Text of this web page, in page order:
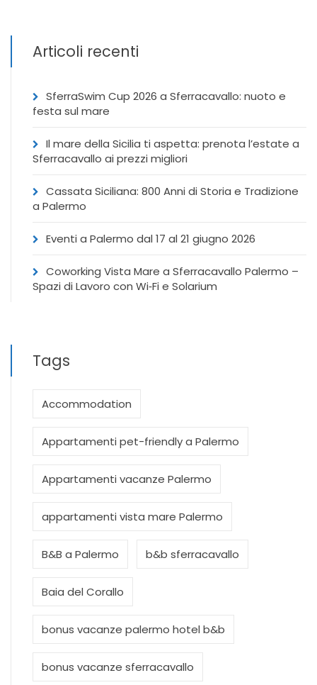
Articoli recenti
SferraSwim Cup 2026 a Sferracavallo: nuoto e
festa sul mare
Il mare della Sicilia ti aspetta: prenota l’estate a
Sferracavallo ai prezzi migliori
Cassata Siciliana: 800 Anni di Storia e Tradizione
a Palermo
Eventi a Palermo dal 17 al 21 giugno 2026
Coworking Vista Mare a Sferracavallo Palermo –
Spazi di Lavoro con Wi‑Fi e Solarium
Tags
Accommodation
Appartamenti pet-friendly a Palermo
Appartamenti vacanze Palermo
appartamenti vista mare Palermo
B&B a Palermo b&b sferracavallo
Baia del Corallo
bonus vacanze palermo hotel b&b
bonus vacanze sferracavallo